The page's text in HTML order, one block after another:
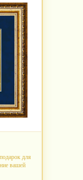
для
вашей